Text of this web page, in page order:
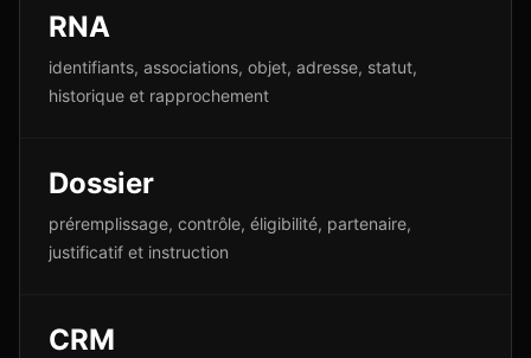
RNA
identifiants, associations, objet, adresse, statut,
historique et rapprochement
Dossier
préremplissage, contrôle, éligibilité, partenaire,
justificatif et instruction
CRM